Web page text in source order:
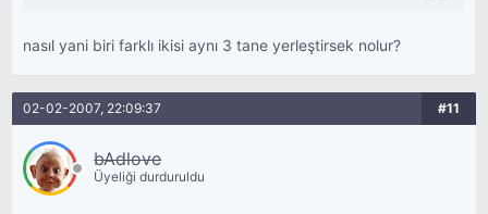
nasıl yani biri farklı ikisi aynı 3 tane yerleştirsek nolur?
02-02-2007, 22:09:37 #11
bAdlove
Üyeliği durduruldu